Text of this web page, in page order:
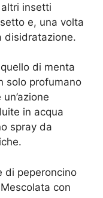
insetti
e, una volta
disidratazione.
di menta
solo profumano
in acqua
spray da
di peperoncino
con